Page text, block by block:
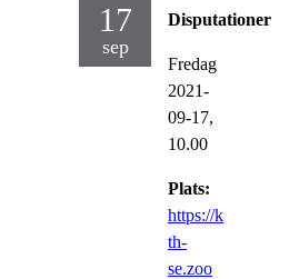
17
sep
Disputationer
Fredag
2021-
09-17,
10.00
Plats:
https://k
th-
se.zoo